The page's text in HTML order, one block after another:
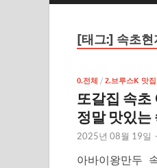
[태그:] 속초현
0.전체 / 2.브루스K 맛집
또갈집 속
정말 맛있는
2025년 08월 19일 -
아바이왕만두